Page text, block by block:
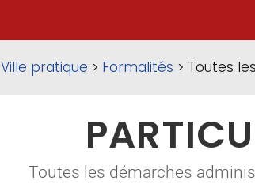
Ville pratique > Formalités > Toutes
Toutes les démarches